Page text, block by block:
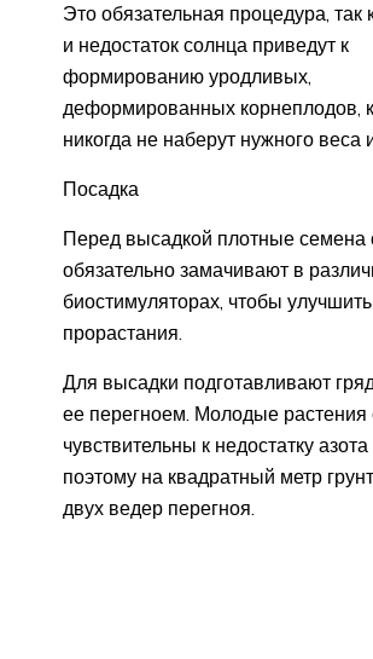
Это обязательная процедура, так
и недостаток солнца приведут к
формированию уродливых,
деформированных корнеплодов,
никогда не наберут нужного веса
Посадка
Перед высадкой плотные семена
обязательно замачивают в
биостимуляторах, чтобы
прорастания.
Для высадки подготавливают
ее перегноем. Молодые растения
чувствительны к недостатку
поэтому на квадратный метр
двух ведер перегноя.